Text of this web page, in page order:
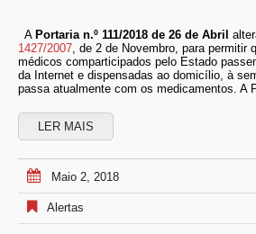
A Portaria n.º 111/2018 de 26 de Abril
1427/2007 , de 2 de Novembro, para permitir
médicos comparticipados pelo Estado
da Internet e dispensadas ao domicílio, à
passa atualmente com os medicamentos. A
LER MAIS
Maio 2, 2018
Alertas